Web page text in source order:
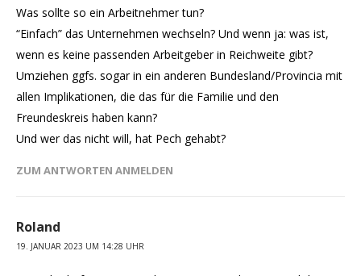
Was sollte so ein Arbeitnehmer tun?
“Einfach” das Unternehmen wechseln? Und wenn ja: was ist,
wenn es keine passenden Arbeitgeber in Reichweite gibt?
Umziehen ggfs. sogar in ein anderen Bundesland/Provincia mit
allen Implikationen, die das für die Familie und den
Freundeskreis haben kann?
Und wer das nicht will, hat Pech gehabt?
ZUM ANTWORTEN ANMELDEN
Roland
19. JANUAR 2023 UM 14:28 UHR